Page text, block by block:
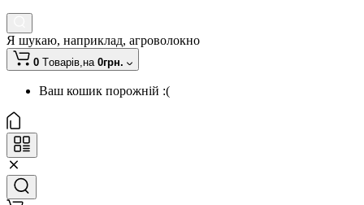
Я шукаю, наприклад, агроволокно
0 Tоварів,на 0грн.
Ваш кошик порожній :(